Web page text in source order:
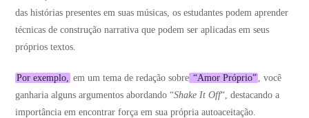
das histórias presentes em suas músicas, os estudantes podem aprender
técnicas de construção narrativa que podem ser aplicadas em seus
próprios textos.
Por exemplo, em um tema de redação sobre “Amor Próprio” , você
ganharia alguns argumentos abordando “Shake It Off“, destacando a
importância em encontrar força em sua própria autoaceitação.